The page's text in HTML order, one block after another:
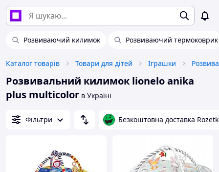
Розвиваючий килимок Розвиваючий термоковрик
Каталог товарів Товари для дітей Іграшки
Розвивальний килимок lionelo anika
plus multicolor в Україні
Фільтри Безкоштовна доставка